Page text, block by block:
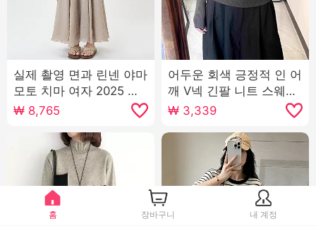
실제 촬영 면과 린넨 야마
모토 치마 여자 2025 여
름 플리츠 높은 허리 슬림
중간 및 긴 섹션 표지 넓
적 다리 한 마디 빅 스윙
스커트
₩ 8,765
어두운 회색 긍정적 인 어
깨 V넥 긴팔 니트 스웨터
여성 2025 봄 가을 새로
운 허리 수축 슬림해 보이
는 인사이드 가져 가라.
기본 셔츠 맨위
₩ 3,339
홈 장바구니 내 계정